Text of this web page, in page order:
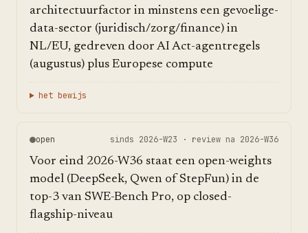
architectuurfactor in minstens een gevoelige-
data-sector (juridisch/zorg/finance) in
NL/EU, gedreven door AI Act-agentregels
(augustus) plus Europese compute
het bewijs
open sinds 2026-W23 · review na 2026-W36
Voor eind 2026-W36 staat een open-weights
model (DeepSeek, Qwen of StepFun) in de
top-3 van SWE-Bench Pro, op closed-
flagship-niveau